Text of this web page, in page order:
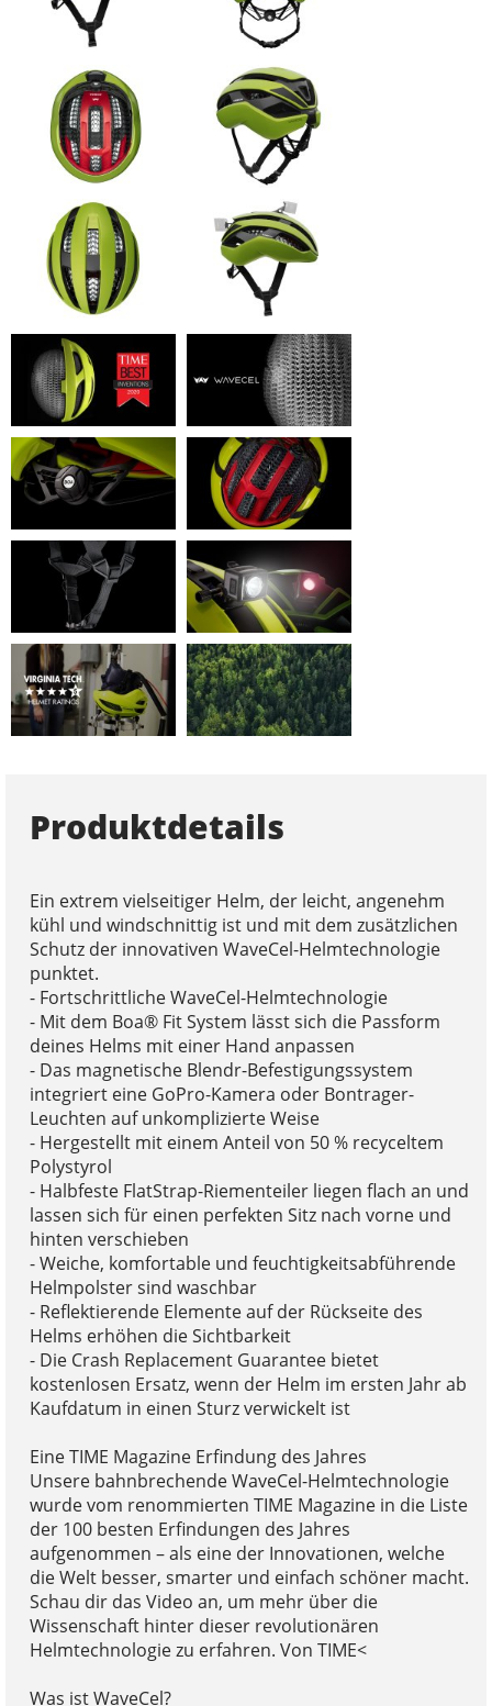
Produktdetails
Ein extrem vielseitiger Helm, der leicht, angenehm
kühl und windschnittig ist und mit dem zusätzlichen
Schutz der innovativen WaveCel-Helmtechnologie
punktet.
- Fortschrittliche WaveCel-Helmtechnologie
- Mit dem Boa® Fit System lässt sich die Passform
deines Helms mit einer Hand anpassen
- Das magnetische Blendr-Befestigungssystem
integriert eine GoPro-Kamera oder Bontrager-
Leuchten auf unkomplizierte Weise
- Hergestellt mit einem Anteil von 50 % recyceltem
Polystyrol
- Halbfeste FlatStrap-Riementeiler liegen flach an und
lassen sich für einen perfekten Sitz nach vorne und
hinten verschieben
- Weiche, komfortable und feuchtigkeitsabführende
Helmpolster sind waschbar
- Reflektierende Elemente auf der Rückseite des
Helms erhöhen die Sichtbarkeit
- Die Crash Replacement Guarantee bietet
kostenlosen Ersatz, wenn der Helm im ersten Jahr ab
Kaufdatum in einen Sturz verwickelt ist
Eine TIME Magazine Erfindung des Jahres
Unsere bahnbrechende WaveCel-Helmtechnologie
wurde vom renommierten TIME Magazine in die Liste
der 100 besten Erfindungen des Jahres
aufgenommen – als eine der Innovationen, welche
die Welt besser, smarter und einfach schöner macht.
Schau dir das Video an, um mehr über die
Wissenschaft hinter dieser revolutionären
Helmtechnologie zu erfahren. Von TIME<
Was ist WaveCel?